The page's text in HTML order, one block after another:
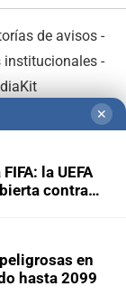
de avisos -
institucionales-
✕
la UEFA
contra
en
hasta 2099